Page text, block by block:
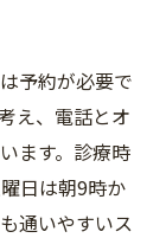
予約が必要で
え、電話とオ
ます。診療時
日は朝9時か
通いやすいス